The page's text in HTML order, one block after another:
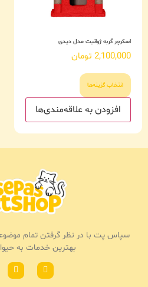
اسکرچر گربه ژوانیت مدل دیدی
2,100,000 تومان
انتخاب گزینه‌ها
افزودن به علاقه‌مندی‌ها
سپاس پت با در نظر گرفتن تمام
بهترین خدمات به